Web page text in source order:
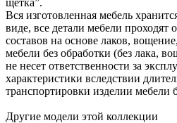
щётка”.
Вся изготовленная мебель
виде, все детали мебели проходят
составов на основе лаков,
мебели без обработки (без лака,
не несет ответственности за
характеристики вследствии
транспортировки изделии мебели
Другие модели этой коллекции